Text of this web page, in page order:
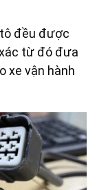
đều được
từ đó đưa
xe vận hành